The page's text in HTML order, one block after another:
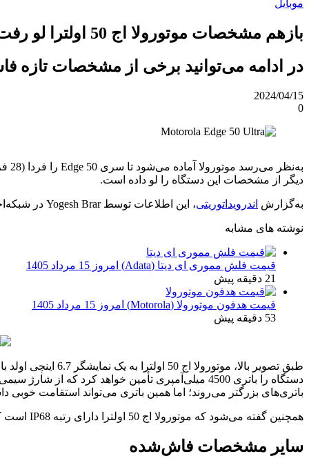
موبایل
بازهم مشخصات موتورولا اج 50 اولترا لو رفت!!
در ادامه می‌توانید برخی از مشخصات تازه فاش‌شده از
2024/04/15
0
دیگر از مشخصات این دستگاه را لو داده است.
به‌گزارش اندرویداتوریتی، این اطلاعات توسط Yogesh Brar در شبکه‌اجتماعی X منتشر شده‌اند و مشخصاتی از موتورولا اج 50 اولترا را فاش کرده که تاکنون گفته نشده‌اند.
نوشته های مشابه
قیمت فلش مموری ای دیتا (Adata) امروز 15 مرداد 1405
21 دقیقه پیش
قیمت هدفون موتورولا (Motorola) امروز 15 مرداد 1405
53 دقیقه پیش
باتری‌های بزرگتر می‌روند؛ اما همین باتری می‌تواند استقامت خوبی داشته باشد و با وجود پشتیبانی از
همچنین گفته می‌شود که موتورولا اج 50 اولترا دارای رتبه IP68 است که مطابق با گواهی Edge 50 Pro تازه معرفی‌شده، می‌باشد.
سایر مشخصات فاش‌شده